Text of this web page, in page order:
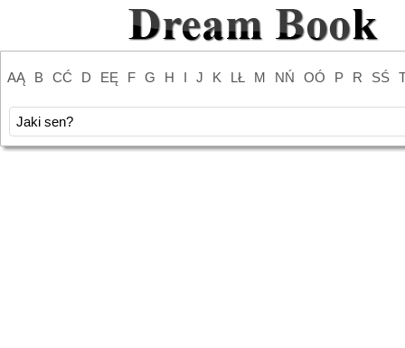
AĄ B CĆ D EĘ F G H I J K LŁ M NŃ OÓ P R SŚ